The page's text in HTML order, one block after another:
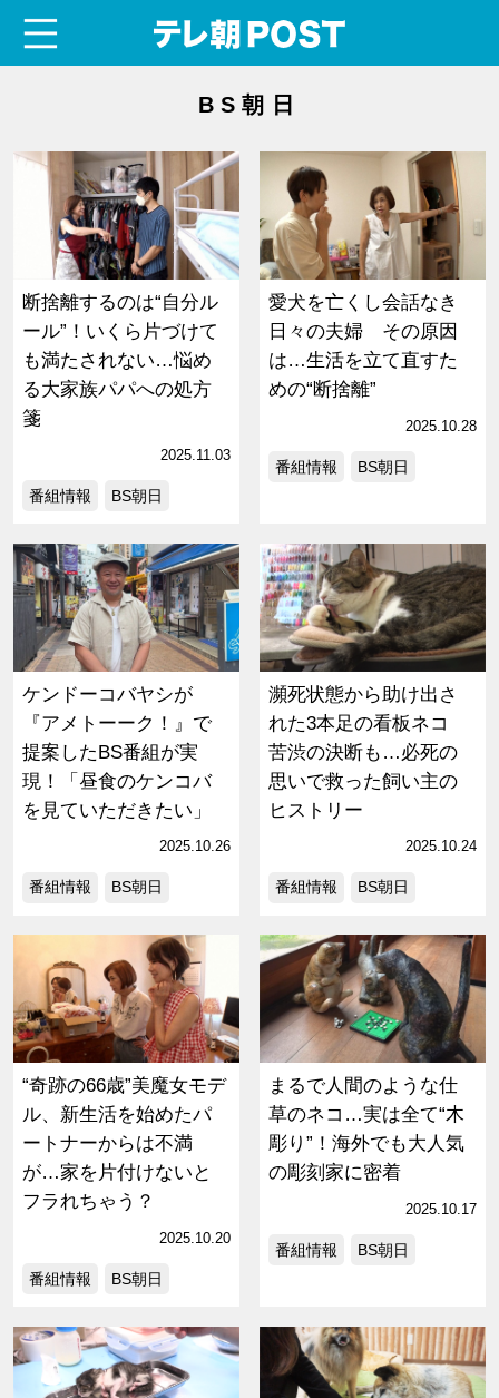
BS朝日
断捨離するのは“自分ル
ール”！いくら片づけて
も満たされない…悩め
る大家族パパへの処方
箋
2025.11.03
番組情報 BS朝日
愛犬を亡くし会話なき
日々の夫婦 その原因
は…生活を立て直すた
めの“断捨離”
2025.10.28
番組情報 BS朝日
ケンドーコバヤシが
『アメトーーク！』で
提案したBS番組が実
現！「昼食のケンコバ
を見ていただきたい」
2025.10.26
番組情報 BS朝日
瀕死状態から助け出さ
れた3本足の看板ネコ
苦渋の決断も…必死の
思いで救った飼い主の
ヒストリー
2025.10.24
番組情報 BS朝日
“奇跡の66歳”美魔女モデ
ル、新生活を始めたパ
ートナーからは不満
が…家を片付けないと
フラれちゃう？
2025.10.20
番組情報 BS朝日
まるで人間のような仕
草のネコ…実は全て“木
彫り”！海外でも大人気
の彫刻家に密着
2025.10.17
番組情報 BS朝日